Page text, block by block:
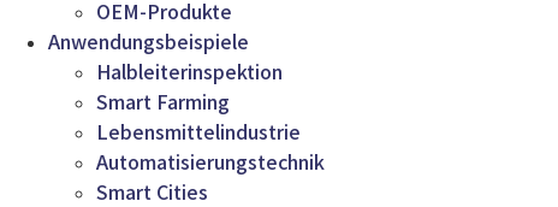
OEM-Produkte
Anwendungsbeispiele
Halbleiterinspektion
Smart Farming
Lebensmittelindustrie
Automatisierungstechnik
Smart Cities